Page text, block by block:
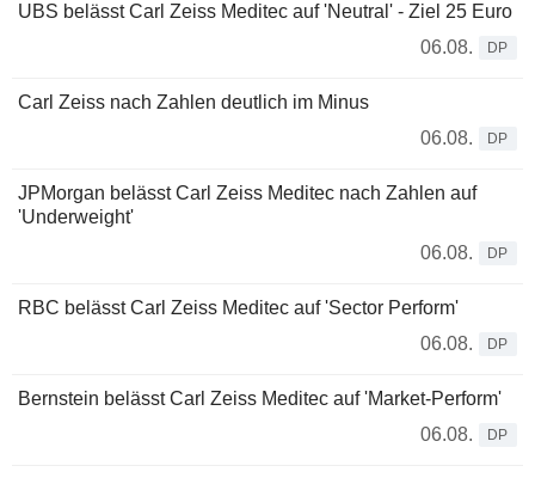
UBS belässt Carl Zeiss Meditec auf 'Neutral' - Ziel 25 Euro
06.08.
DP
Carl Zeiss nach Zahlen deutlich im Minus
06.08.
DP
JPMorgan belässt Carl Zeiss Meditec nach Zahlen auf
'Underweight'
06.08.
DP
RBC belässt Carl Zeiss Meditec auf 'Sector Perform'
06.08.
DP
Bernstein belässt Carl Zeiss Meditec auf 'Market-Perform'
06.08.
DP